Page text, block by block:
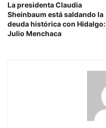
La presidenta Claudia
Sheinbaum está saldando la
deuda histórica con Hidalgo:
Julio Menchaca